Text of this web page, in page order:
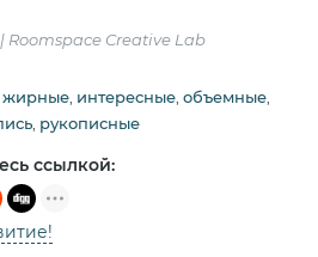
Creative Lab
жирные интересные объемные
рукописные
ссылкой: